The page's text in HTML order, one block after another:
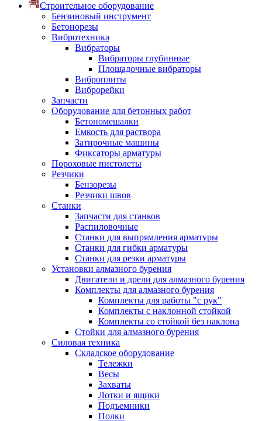
Строительное оборудование
Бензиновый инструмент
Бетонорезы
Вибротехника
Вибраторы
Вибраторы глубинные
Площадочные вибраторы
Виброплиты
Виброрейки
Запчасти
Оборудование для бетонных работ
Бетономешалки
Емкость для раствора
Затирочные машины
Фиксаторы арматуры
Пороховые пистолеты
Резчики
Бензорезы
Резчики швов
Станки
Запчасти для станков
Распиловочные
Станки для выпрямления арматуры
Станки для гибки арматуры
Станки для резки арматуры
Установки алмазного бурения
Двигатели и дрели для алмазного бурения
Комплекты для алмазного бурения
Комплекты для работы "с рук"
Комплекты с наклонной стойкой
Комплекты со стойкой без наклона
Стойки для алмазного бурения
Силовая техника
Складское оборудование
Тележки
Весы
Захваты
Лотки и ящики
Подъемники
Полки